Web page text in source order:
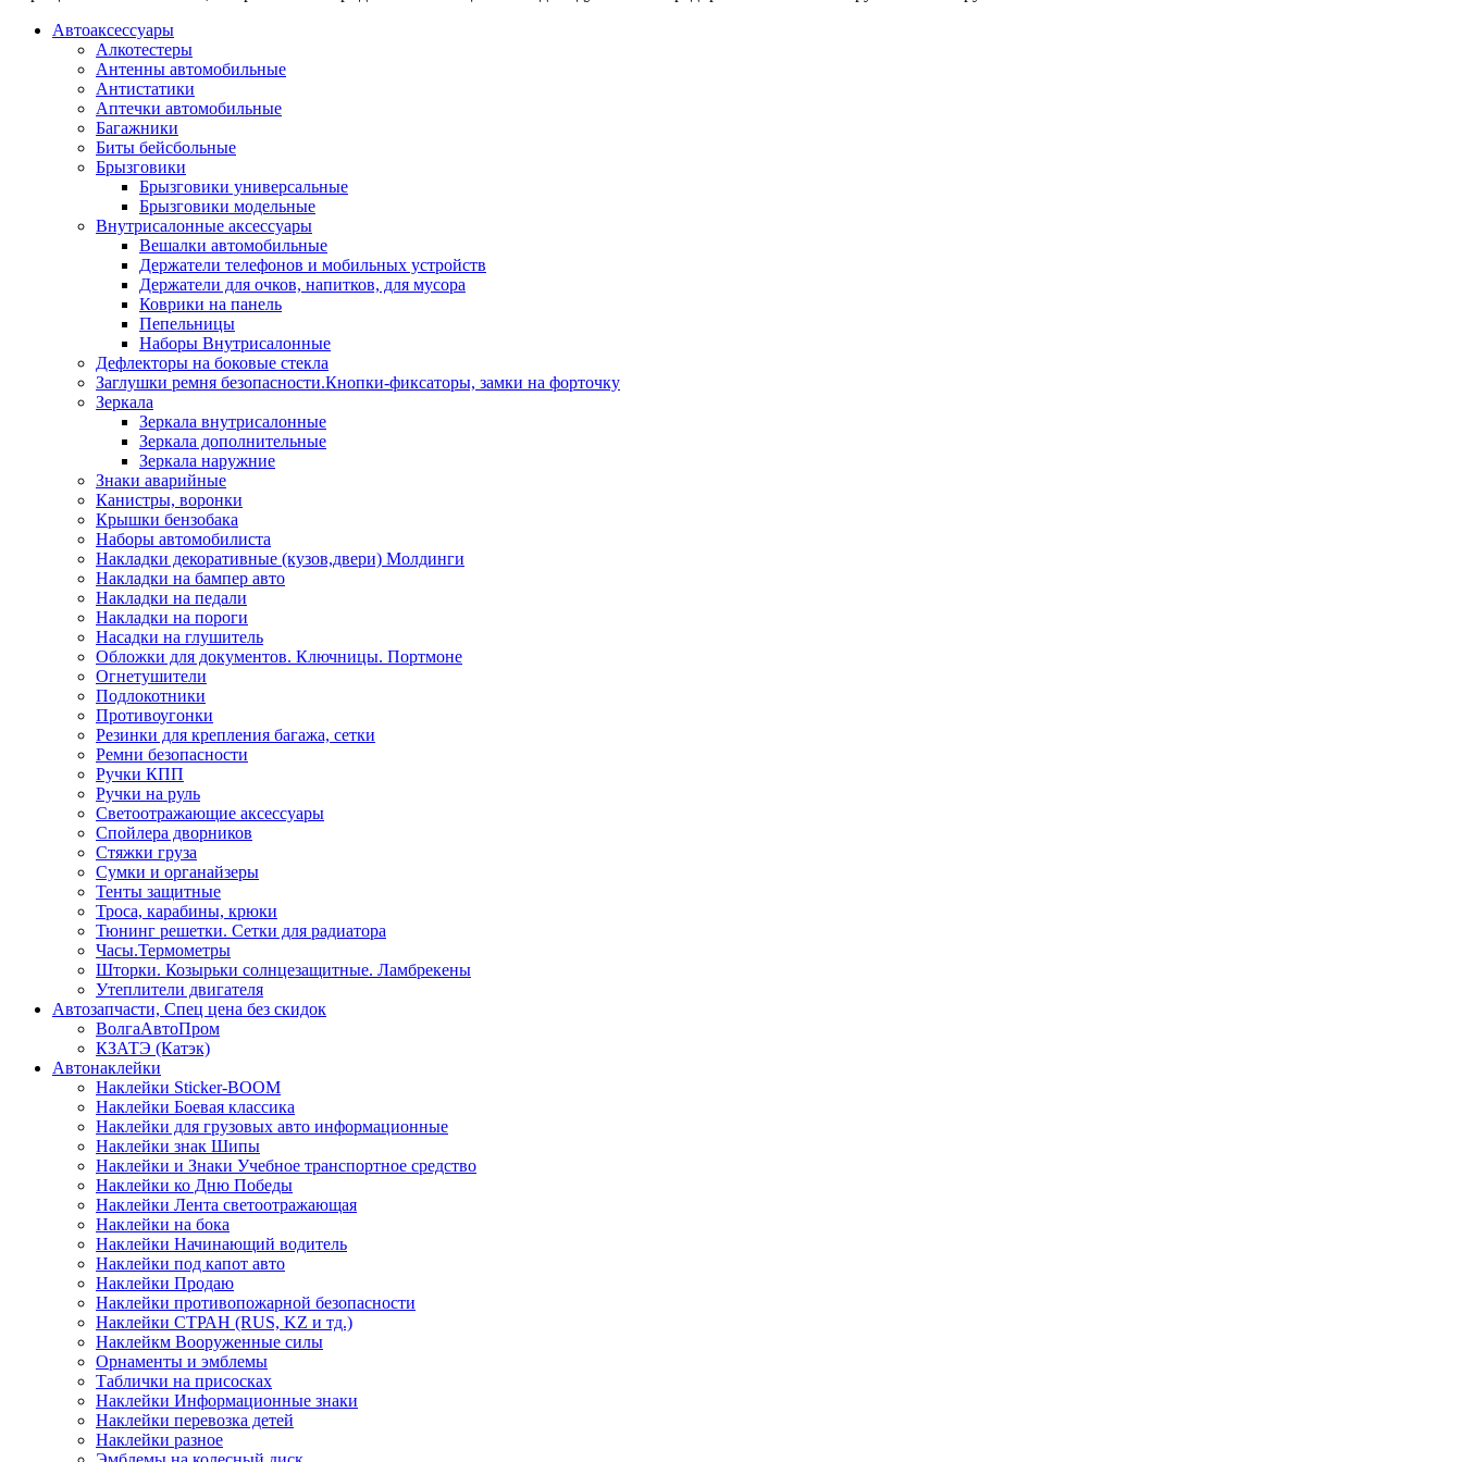
Автоаксессуары
Алкотестеры
Антенны автомобильные
Антистатики
Аптечки автомобильные
Багажники
Биты бейсбольные
Брызговики
Брызговики универсальные
Брызговики модельные
Внутрисалонные аксессуары
Вешалки автомобильные
Держатели телефонов и мобильных устройств
Держатели для очков, напитков, для мусора
Коврики на панель
Пепельницы
Наборы Внутрисалонные
Дефлекторы на боковые стекла
Заглушки ремня безопасности.Кнопки-фиксаторы, замки на форточку
Зеркала
Зеркала внутрисалонные
Зеркала дополнительные
Зеркала наружние
Знаки аварийные
Канистры, воронки
Крышки бензобака
Наборы автомобилиста
Накладки декоративные (кузов,двери) Молдинги
Накладки на бампер авто
Накладки на педали
Накладки на пороги
Насадки на глушитель
Обложки для документов. Ключницы. Портмоне
Огнетушители
Подлокотники
Противоугонки
Резинки для крепления багажа, сетки
Ремни безопасности
Ручки КПП
Ручки на руль
Светоотражающие аксессуары
Спойлера дворников
Стяжки груза
Сумки и органайзеры
Тенты защитные
Троса, карабины, крюки
Тюнинг решетки. Сетки для радиатора
Часы.Термометры
Шторки. Козырьки солнцезащитные. Ламбрекены
Утеплители двигателя
Автозапчасти, Спец цена без скидок
ВолгаАвтоПром
КЗАТЭ (Катэк)
Автонаклейки
Наклейки Sticker-BOOM
Наклейки Боевая классика
Наклейки для грузовых авто информационные
Наклейки знак Шипы
Наклейки и Знаки Учебное транспортное средство
Наклейки ко Дню Победы
Наклейки Лента светоотражающая
Наклейки на бока
Наклейки Начинающий водитель
Наклейки под капот авто
Наклейки Продаю
Наклейки противопожарной безопасности
Наклейки СТРАН (RUS, KZ и тд.)
Наклейкм Вооруженные силы
Орнаменты и эмблемы
Таблички на присосках
Наклейки Информационные знаки
Наклейки перевозка детей
Наклейки разное